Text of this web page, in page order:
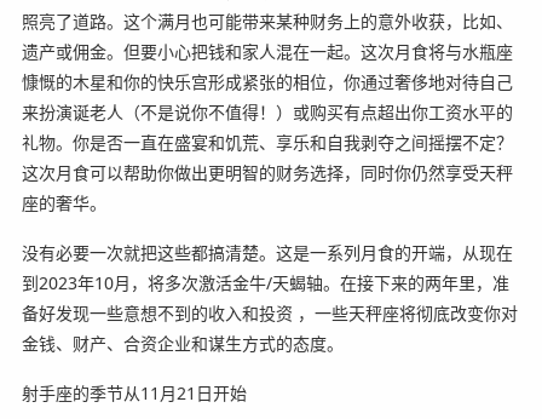
照亮了道路。这个满月也可能带来某种财务上的意外收获，比如、
遗产或佣金。但要小心把钱和家人混在一起。这次月食将与水瓶座
慷慨的木星和你的快乐宫形成紧张的相位，你通过奢侈地对待自己
来扮演诞老人（不是说你不值得！）或购买有点超出你工资水平的
礼物。你是否一直在盛宴和饥荒、享乐和自我剥夺之间摇摆不定？
这次月食可以帮助你做出更明智的财务选择，同时你仍然享受天秤
座的奢华。
没有必要一次就把这些都搞清楚。这是一系列月食的开端，从现在
到2023年10月，将多次激活金牛/天蝎轴。在接下来的两年里，准
备好发现一些意想不到的收入和投资 ，一些天秤座将彻底改变你对
金钱、财产、合资企业和谋生方式的态度。
射手座的季节从11月21日开始